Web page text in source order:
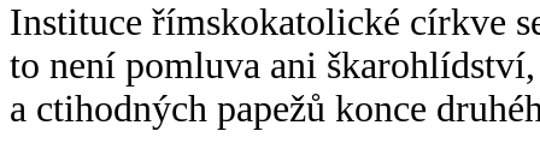
Instituce římskokatolické církve
to není pomluva ani
a ctihodných papežů konce